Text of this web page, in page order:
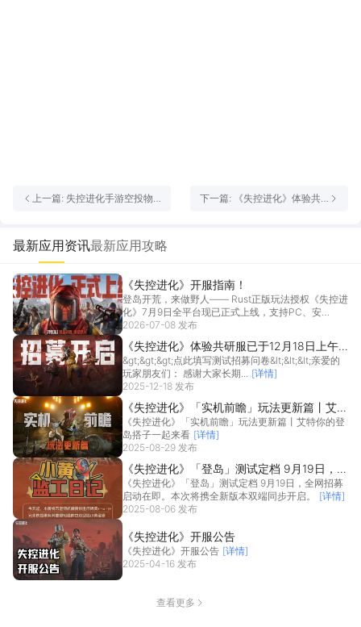
上一篇: 失控进化手游空投物
下一篇: 《失控进化》体验共
最新应用资讯最新应用攻略
《失控进化》开服指南！
登岛开荒，来做野人—— Rust正版玩法授权《失控进
化》7月9日全平台现已正式上线，支持PC、安
卓、... [详情]
2026-07-08 发布
《失控进化》体验共研服已于12月18日上午
10点正式开启招募！
&gt;&gt;&gt;点此填写测试招募问卷&lt;&lt;&lt;亲爱的
玩家朋友们： 感谢大家长期... [详情]
2025-12-18 发布
《失控进化》「实机前瞻」玩法更新篇丨艾特
你的登岛搭子一起来看
《失控进化》「实机前瞻」玩法更新篇丨艾特你的登
岛搭子一起来看 [详情]
2025-08-29 发布
《失控进化》「登岛」测试定档 9月19日，全
网招募启动在即。本次将携全新版本双端同步
开启。
《失控进化》「登岛」测试定档 9月19日，全网招募
启动在即。本次将携全新版本双端同步开启。
[详情]
2025-08-06 发布
《失控进化》开服公告
《失控进化》开服公告 [详情]
2025-04-16 发布
查看更多